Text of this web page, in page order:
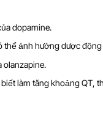
dopamine.
thể ảnh hưởng dược
olanzapine.
làm tăng khoảng QT,